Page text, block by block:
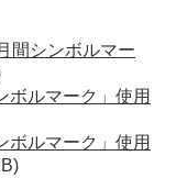
間シンボルマー
ボルマーク」使用
ボルマーク」使用